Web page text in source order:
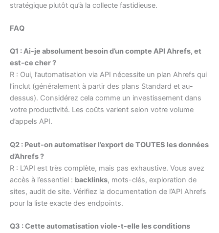
stratégique plutôt qu’à la collecte fastidieuse.
FAQ
Q1 : Ai-je absolument besoin d’un compte API Ahrefs, et
est-ce cher ?
R : Oui, l’automatisation via API nécessite un plan Ahrefs qui
l’inclut (généralement à partir des plans Standard et au-
dessus). Considérez cela comme un investissement dans
votre productivité. Les coûts varient selon votre volume
d’appels API.
Q2 : Peut-on automatiser l’export de TOUTES les données
d’Ahrefs ?
R : L’API est très complète, mais pas exhaustive. Vous avez
accès à l’essentiel : backlinks, mots-clés, exploration de
sites, audit de site. Vérifiez la documentation de l’API Ahrefs
pour la liste exacte des endpoints.
Q3 : Cette automatisation viole-t-elle les conditions